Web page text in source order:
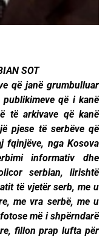
SOT
që janë grumbulluar
që i kanë
të arkivave që kanë
pjese të serbëve që
fqinjëve, nga Kosova
informativ dhe
serbian, lirishtë
të vjetër serb, me u
me vra serbë, me u
më i shpërndarë
fillon prap lufta për